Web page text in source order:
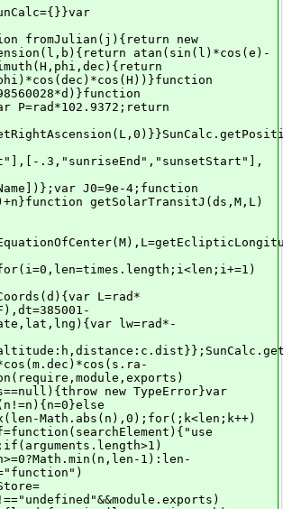
i18n",debug:false,resGetPath:"locales/__lng__/__ns__.json",resPostPath:"locales/add/__lng__/__ns__",getAsync:true,postAsync:true,resStore:undefined,useLocalStorage:false,localStorageExpirationTime:7*24*60*60*1e3,dynamicLoad:false,sendMissing:false,sendMissingTo:"fallback",sendType:"POST",interpolationPrefix:"__",interpolationSuffix:"__",defaultVariables:false,reusePrefix:"$t(",reuseSuffix:")",pluralSuffix:"_plural",pluralNotFound:["plural_not_found",Math.random()].join(""),contextNotFound:["context_not_found",Math.random()].join(""),escapeInterpolation:false,indefiniteSuffix:"_indefinite",indefiniteNotFound:["indefinite_not_found",Math.random()].join(""),setJqueryExt:true,defaultValueFromContent:true,useDataAttrOptions:false,cookieExpirationTime: